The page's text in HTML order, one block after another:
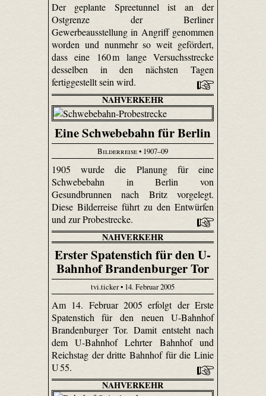
Der geplante Spree­tunnel ist an der
Ostgrenze der Berliner
Gewerbeausstellung in Angriff genommen
worden und nunmehr so weit gefördert,
dass eine 160 m lange Versuchsstrecke
desselben in den nächsten Tagen
fertiggestellt sein wird.
NAHVERKEHR
Eine Schwebebahn für Berlin
Bilderreise• 1907–09
1905 wurde die Planung für eine
Schwebebahn in Berlin von
Gesundbrunnen nach Britz vorgelegt.
Diese Bilderreise führt zu den Entwürfen
und zur Probestrecke.
NAHVERKEHR
Erster Spatenstich für den U-
Bahnhof Brandenburger Tor
tvi.ticker • 14. Februar 2005
Am 14. Februar 2005 erfolgt der Erste
Spatenstich für den neuen U-Bahnhof
Brandenburger Tor. Damit entsteht nach
dem U-Bahnhof Lehrter Bahnhof und
Reichstag der dritte Bahnhof für die Linie
U 55.
NAHVERKEHR